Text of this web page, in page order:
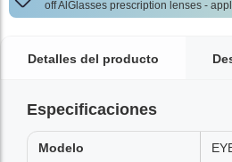
off AlGlasses prescription lenses -
Detalles del producto
Especificaciones
Modelo